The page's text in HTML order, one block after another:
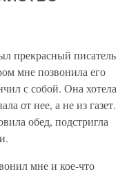
прекрасный писатель
мне позвонила его
с собой. Она хотела
от нее, а не из газет.
обед, подстригла
мне и кое-что